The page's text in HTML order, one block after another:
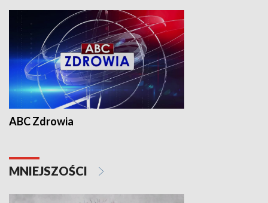
ABC Zdrowia
MNIEJSZOŚCI